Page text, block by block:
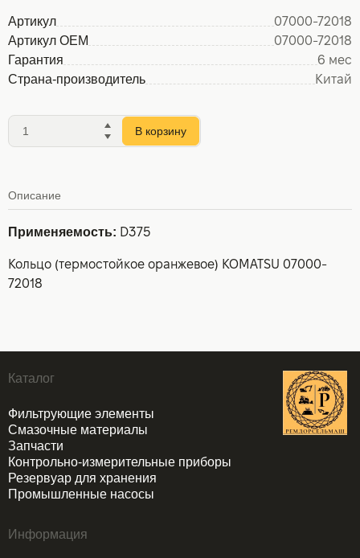
Артикул
07000-72018
Артикул OEM
07000-72018
Гарантия
6 мес
Страна-производитель
Китай
В корзину
Описание
Применяемость: D375
Кольцо (термостойкое оранжевое) KOMATSU 07000-
72018
Каталог
Фильтрующие элементы
Смазочные материалы
Запчасти
Контрольно-измерительные приборы
Резервуар для хранения
Промышленные насосы
Информация